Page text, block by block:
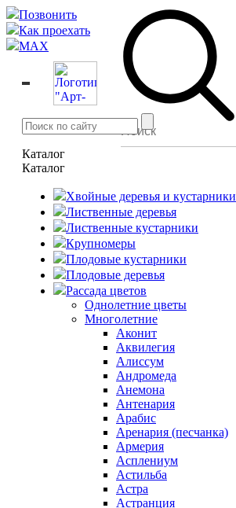
Позвонить
Как проехать
MAX
Каталог
Каталог
Хвойные деревья и кустарники
Лиственные деревья
Лиственные кустарники
Крупномеры
Плодовые кустарники
Плодовые деревья
Рассада цветов
Однолетние цветы
Многолетние
Аконит
Аквилегия
Алиссум
Андромеда
Анемона
Антенария
Арабис
Аренария (песчанка)
Армерия
Асплениум
Астильба
Астра
Астранция